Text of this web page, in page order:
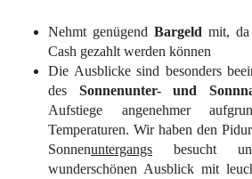
Nehmt genügend Bargeld mit,
Cash gezahlt werden können
Die Ausblicke sind besonders
des Sonnenunter- und
Aufstiege angenehmer
Temperaturen. Wir haben den
Sonnenuntergangs besucht
wunderschönen Ausblick mit